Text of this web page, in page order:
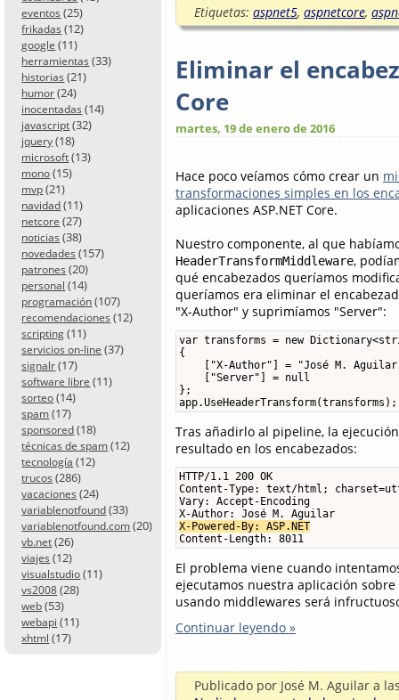
eventos (25)
frikadas (12)
google (11)
herramientas (33)
historias (21)
humor (24)
inocentadas (14)
javascript (32)
jquery (18)
microsoft (13)
mono (15)
mvp (21)
navidad (11)
netcore (27)
noticias (38)
novedades (157)
patrones (20)
personal (14)
programación (107)
recomendaciones (12)
scripting (11)
servicios on-line (37)
signalr (17)
software libre (11)
sorteo (14)
spam (17)
sponsored (18)
técnicas de spam (12)
tecnología (12)
trucos (286)
vacaciones (24)
variablenotfound (33)
variablenotfound.com (20)
vb.net (26)
viajes (12)
visualstudio (11)
vs2008 (28)
web (53)
webapi (11)
xhtml (17)
Etiquetas: aspnet5, aspnetcore,
Eliminar el
Core
martes, 19 de enero de 2016
Hace poco veíamos cómo crear un
transformaciones simples en los
aplicaciones ASP.NET Core.
Nuestro componente, al que
HeaderTransformMiddleware,
qué encabezados queríamos
queríamos era eliminar el
"X-Author" y suprimíamos "Server":
var transforms = new
{
["X-Author"] = "José M.
["Server"] = null
};
Tras añadirlo al pipeline, la
resultado en los encabezados:
HTTP/1.1 200 OK
Content-Type: text/html;
Vary: Accept-Encoding
X-Powered-By: ASP.NET
Content-Length: 8011
El problema viene cuando
ejecutamos nuestra aplicación
usando middlewares será
Continuar leyendo »
Publicado por José M. Aguilar a